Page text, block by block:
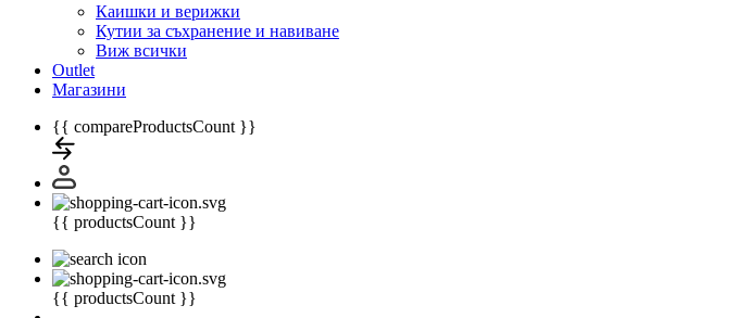
Каишки и верижки
Кутии за съхранение и навиване
Виж всички
Outlet
Магазини
{{ compareProductsCount }}
{{ productsCount }}
{{ productsCount }}